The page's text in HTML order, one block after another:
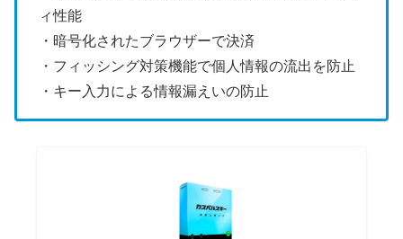
ィ性能
・暗号化されたブラウザーで決済
・フィッシング対策機能で個人情報の流出を防止
・キー入力による情報漏えいの防止